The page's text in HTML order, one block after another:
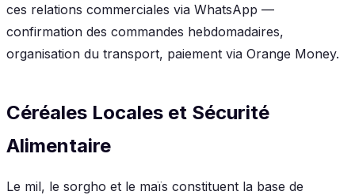
ces relations commerciales via WhatsApp —
confirmation des commandes hebdomadaires,
organisation du transport, paiement via Orange Money.
Céréales Locales et Sécurité
Alimentaire
Le mil, le sorgho et le maïs constituent la base de